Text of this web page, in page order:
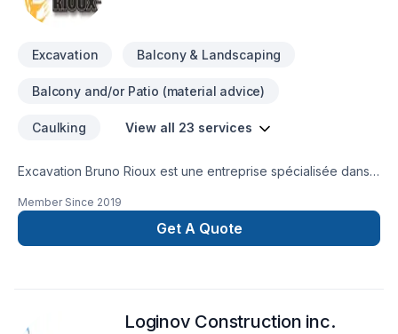
Excavation Balcony & Landscaping
Balcony and/or Patio (material advice)
Caulking View all 23 services
Excavation Bruno Rioux est une entreprise spécialisée dans
Avec une forte expertise, des produits professionnels et des
équipements a la fine pointe de la technologie nous sommes
une référence. Nous donnons aussi le service d'excavation
Member Since 2019
Get A Quote
Loginov Construction inc.